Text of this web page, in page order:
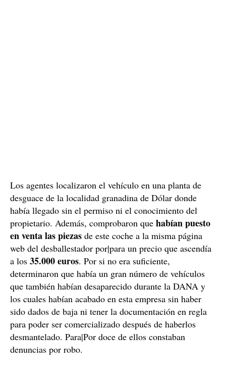
Los agentes localizaron el vehículo en una planta de
desguace de la localidad granadina de Dólar donde
había llegado sin el permiso ni el conocimiento del
propietario. Además, comprobaron que habían puesto
en venta las piezas de este coche a la misma página
web del desballestador por|para un precio que ascendía
a los 35.000 euros. Por si no era suficiente,
determinaron que había un gran número de vehículos
que también habían desaparecido durante la DANA y
los cuales habían acabado en esta empresa sin haber
sido dados de baja ni tener la documentación en regla
para poder ser comercializado después de haberlos
desmantelado. Para|Por doce de ellos constaban
denuncias por robo.